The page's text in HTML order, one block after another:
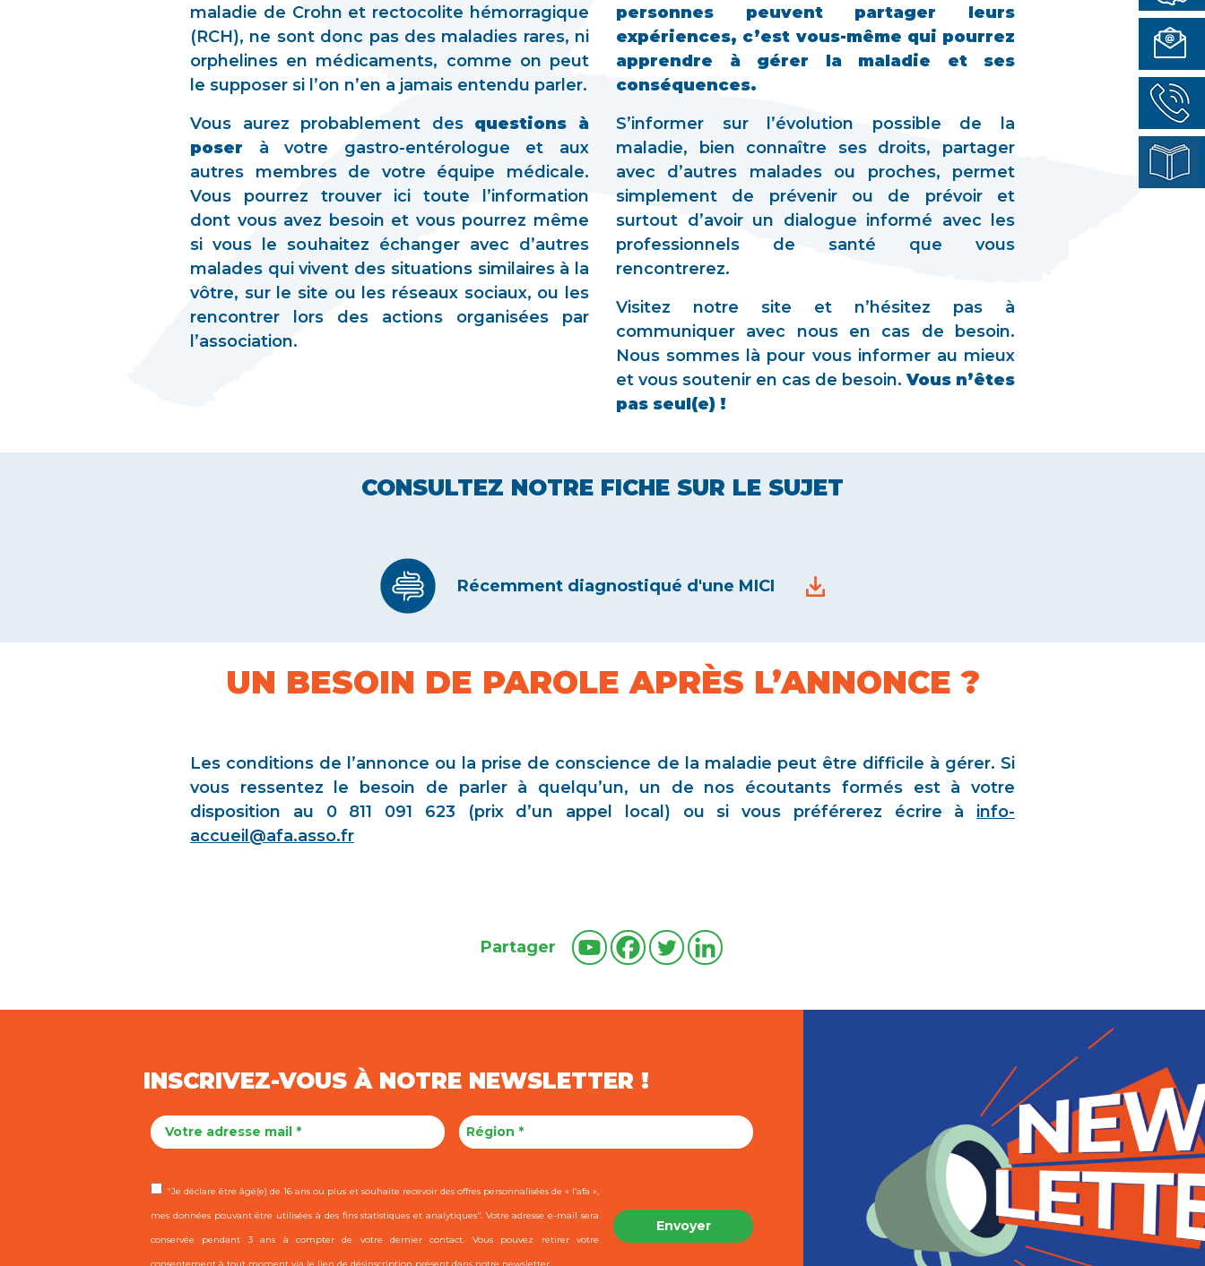
maladie de Crohn et rectocolite hémorragique
(RCH), ne sont donc pas des maladies rares, ni
orphelines en médicaments, comme on peut
le supposer si l’on n’en a jamais entendu parler.
Vous aurez probablement des questions à
poser à votre gastro-entérologue et aux
autres membres de votre équipe médicale.
Vous pourrez trouver ici toute l’information
dont vous avez besoin et vous pourrez même
si vous le souhaitez échanger avec d’autres
malades qui vivent des situations similaires à la
vôtre, sur le site ou les réseaux sociaux, ou les
rencontrer lors des actions organisées par
l’association.
personnes peuvent partager leurs
expériences, c’est vous-même qui pourrez
apprendre à gérer la maladie et ses
conséquences.
S’informer sur l’évolution possible de la
maladie, bien connaître ses droits, partager
avec d’autres malades ou proches, permet
simplement de prévenir ou de prévoir et
surtout d’avoir un dialogue informé avec les
professionnels de santé que vous
rencontrerez.
Visitez notre site et n’hésitez pas à
communiquer avec nous en cas de besoin.
Nous sommes là pour vous informer au mieux
et vous soutenir en cas de besoin.Vous n’êtes
pas seul(e) !
CONSULTEZ NOTRE FICHE SUR LE SUJET
Récemment diagnostiqué d'une MICI
UN BESOIN DE PAROLE APRÈS L’ANNONCE ?
Les conditions de l’annonce ou la prise de conscience de la maladie peut être difficile à gérer. Si
vous ressentez le besoin de parler à quelqu’un, un de nos écoutants formés est à votre
disposition au 0 811 091 623 (prix d’un appel local) ou si vous préférerez écrire à info-
accueil@afa.asso.fr
Partager
INSCRIVEZ-VOUS À NOTRE NEWSLETTER !
"Je déclare être âgé(e) de 16 ans ou plus et souhaite recevoir des offres personnalisées de « l’afa »,
mes données pouvant être utilisées à des fins statistiques et analytiques". Votre adresse e-mail sera
conservée pendant 3 ans à compter de votre dernier contact. Vous pouvez retirer votre